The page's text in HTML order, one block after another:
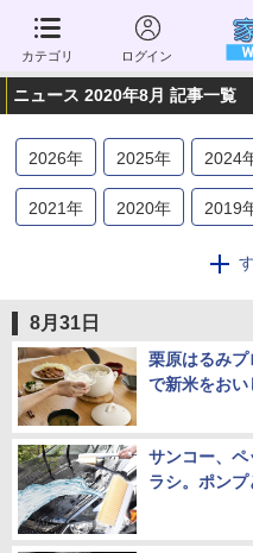
カテゴリ ログイン
ニュース 2020年8月 記事一覧
2026年 2025年 2024
2021年 2020年 2019
2014
2006年
8月31日
栗原はるみ
で新米をおい
サンコー、
ラシ。ポン